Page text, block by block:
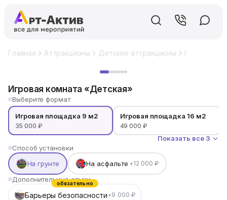
Главная Аттракционы Детские аттракционы Игровая
Игровая комната «Детская»
Выберите формат
Игровая площадка 9 м2
35 000 ₽
Игровая площадка 16 м2
49 000 ₽
Показать все 3
Способ установки
На грунте
На асфальте +12 000 ₽
Дополнительные опции
Барьеры безопасности+9 000 ₽
обязательно